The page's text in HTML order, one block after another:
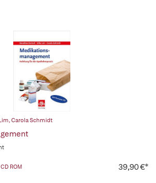
,Carola Schmidt
ROM 39,90 €*